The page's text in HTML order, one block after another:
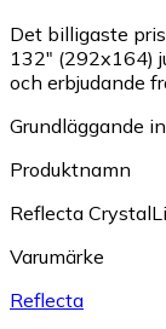
Det billigaste
132" (292x164)
och erbjudande
Grundläggande
Produktnamn
Reflecta
Varumärke
Reflecta